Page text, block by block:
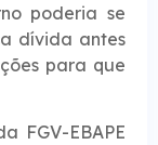
poderia se
dívida antes
para que
FGV-EBAPE